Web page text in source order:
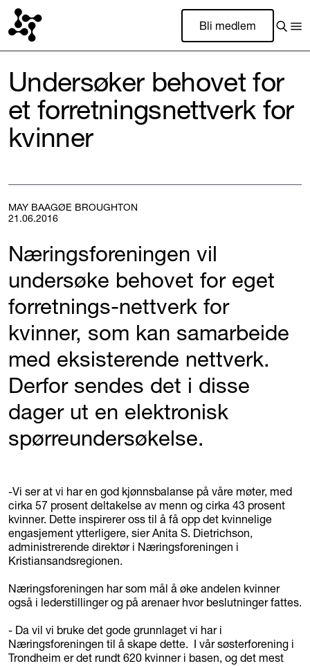
Bli medlem
Undersøker behovet for
et forretningsnettverk for
kvinner
MAY BAAGØE BROUGHTON
21.06.2016
Næringsforeningen vil
undersøke behovet for eget
forretnings-nettverk for
kvinner, som kan samarbeide
med eksisterende nettverk.
Derfor sendes det i disse
dager ut en elektronisk
spørreundersøkelse.
-Vi ser at vi har en god kjønnsbalanse på våre møter, med
cirka 57 prosent deltakelse av menn og cirka 43 prosent
kvinner. Dette inspirerer oss til å få opp det kvinnelige
engasjement ytterligere, sier Anita S. Dietrichson,
administrerende direktør i Næringsforeningen i
Kristiansandsregionen.
Næringsforeningen har som mål å øke andelen kvinner
også i lederstillinger og på arenaer hvor beslutninger fattes.
- Da vil vi bruke det gode grunnlaget vi har i
Næringsforeningen til å skape dette. I vår søsterforening i
Trondheim er det rundt 620 kvinner i basen, og det mest